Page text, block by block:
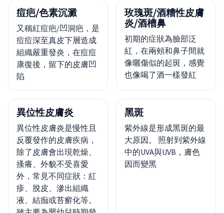
痘疤/色素沉澱
又稱紅痘疤/凹洞疤，是
痘痘深至真皮下層造成
組織嚴重發炎，在痘痘
康復後，留下的皮膚凹
陷
玫瑰斑/酒糟性皮膚
炎/酒槽鼻
初期的症狀為臉部泛
紅，在兩頰和鼻子間就
像曬傷似的起斑，感覺
也像喝了酒一樣發紅
異位性皮膚炎
異位性皮膚炎是慢性且
反覆發作的皮膚疾病，
除了皮膚會出現乾燥、
搔癢、外貌不受喜愛
外，常見不同症狀：紅
疹、脫皮、滲出組織
液、結痂或苔癬化等。
黑斑
紫外線是形成黑斑的最
大原因。 照射到紫外線
中的UVA與UVB，膚色
因而變黑